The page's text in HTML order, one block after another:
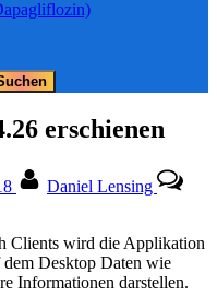
erschienen
Daniel Lensing
Clients wird die Applikation
Desktop Daten wie
Informationen darstellen.